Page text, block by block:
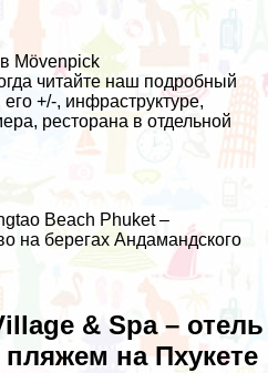
Mövenpick
читайте наш подробный
+/-, инфраструктуре,
ресторана в отдельной
Beach Phuket –
на берегах Андамандского
& Spa – отель
на Пхукете